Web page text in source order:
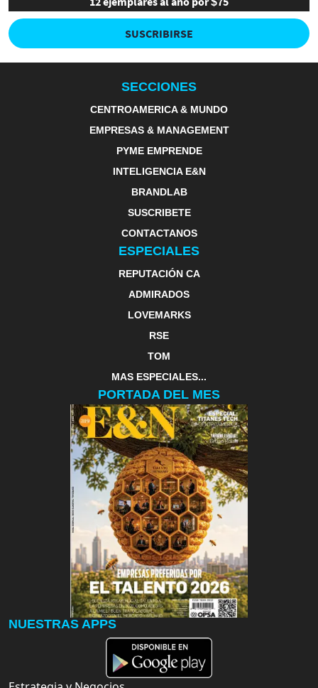
SUSCRIBIRSE
SECCIONES
CENTROAMERICA & MUNDO
EMPRESAS & MANAGEMENT
PYME EMPRENDE
INTELIGENCIA E&N
BRANDLAB
SUSCRIBETE
CONTACTANOS
ESPECIALES
REPUTACIÓN CA
ADMIRADOS
LOVEMARKS
RSE
TOM
MAS ESPECIALES...
PORTADA DEL MES
NUESTRAS APPS